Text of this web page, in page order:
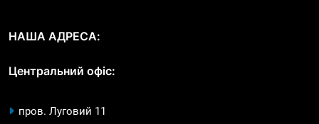
НАША АДРЕСА:
Центральний офіс:
пров. Луговий 11